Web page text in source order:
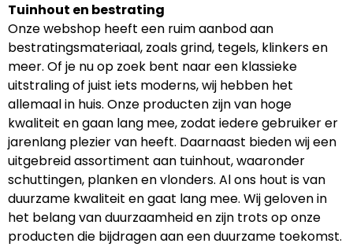
Tuinhout en bestrating
Onze webshop heeft een ruim aanbod aan
bestratingsmateriaal, zoals grind, tegels, klinkers en
meer. Of je nu op zoek bent naar een klassieke
uitstraling of juist iets moderns, wij hebben het
allemaal in huis. Onze producten zijn van hoge
kwaliteit en gaan lang mee, zodat iedere gebruiker er
jarenlang plezier van heeft. Daarnaast bieden wij een
uitgebreid assortiment aan tuinhout, waaronder
schuttingen, planken en vlonders. Al ons hout is van
duurzame kwaliteit en gaat lang mee. Wij geloven in
het belang van duurzaamheid en zijn trots op onze
producten die bijdragen aan een duurzame toekomst.